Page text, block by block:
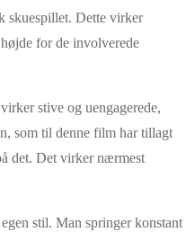
skuespillet. Dette virker
for de involverede
stive og uengagerede,
som til denne film har tillagt
det. Det virker nærmest
stil. Man springer konstant